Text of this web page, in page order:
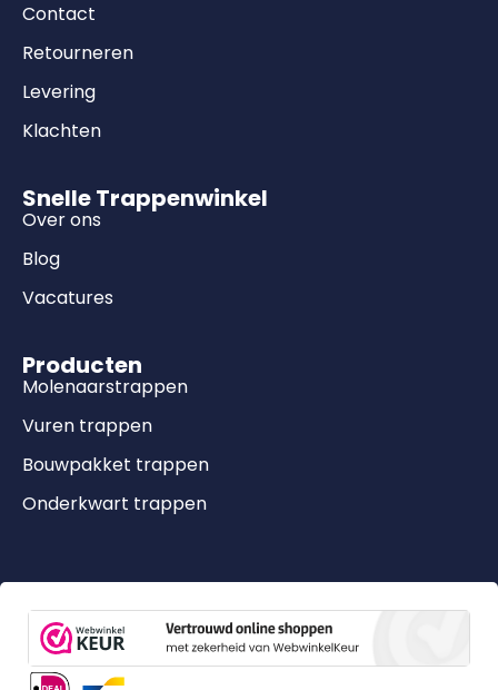
Contact
Retourneren
Levering
Klachten
Snelle Trappenwinkel
Over ons
Blog
Vacatures
Producten
Molenaarstrappen
Vuren trappen
Bouwpakket trappen
Onderkwart trappen